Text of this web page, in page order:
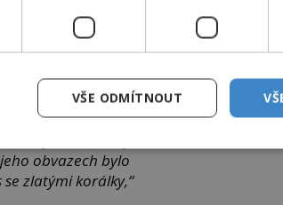
že úředníci 21. dynastie
vykradači hrobek. Foto:
Commons / PD US
když zemřel. Byl asi
obvazech bylo
zlatými korálky,“
VŠE ODMÍTNOUT